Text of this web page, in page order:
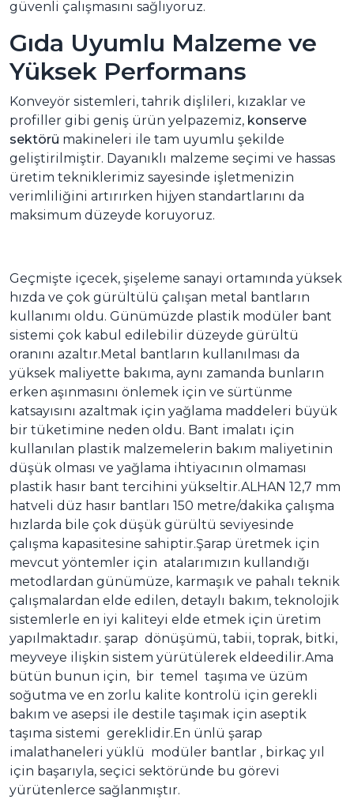
güvenli çalışmasını sağlıyoruz.
Gıda Uyumlu Malzeme ve
Yüksek Performans
Konveyör sistemleri, tahrik dişlileri, kızaklar ve
profiller gibi geniş ürün yelpazemiz, konserve
sektörü makineleri ile tam uyumlu şekilde
geliştirilmiştir. Dayanıklı malzeme seçimi ve hassas
üretim tekniklerimiz sayesinde işletmenizin
verimliliğini artırırken hijyen standartlarını da
maksimum düzeyde koruyoruz.
Geçmişte içecek, şişeleme sanayi ortamında yüksek
hızda ve çok gürültülü çalışan metal bantların
kullanımı oldu. Günümüzde plastik modüler bant
sistemi çok kabul edilebilir düzeyde gürültü
oranını azaltır.Metal bantların kullanılması da
yüksek maliyette bakıma, aynı zamanda bunların
erken aşınmasını önlemek için ve sürtünme
katsayısını azaltmak için yağlama maddeleri büyük
bir tüketimine neden oldu. Bant imalatı için
kullanılan plastik malzemelerin bakım maliyetinin
düşük olması ve yağlama ihtiyacının olmaması
plastik hasır bant tercihini yükseltir.ALHAN 12,7 mm
hatveli düz hasır bantları 150 metre/dakika çalışma
hızlarda bile çok düşük gürültü seviyesinde
çalışma kapasitesine sahiptir.Şarap üretmek için
mevcut yöntemler için atalarımızın kullandığı
metodlardan günümüze, karmaşık ve pahalı teknik
çalışmalardan elde edilen, detaylı bakım, teknolojik
sistemlerle en iyi kaliteyi elde etmek için üretim
yapılmaktadır. şarap dönüşümü, tabii, toprak, bitki,
meyveye ilişkin sistem yürütülerek eldeedilir.Ama
bütün bunun için, bir temel taşıma ve üzüm
soğutma ve en zorlu kalite kontrolü için gerekli
bakım ve asepsi ile destile taşımak için aseptik
taşıma sistemi gereklidir.En ünlü şarap
imalathaneleri yüklü modüler bantlar , birkaç yıl
için başarıyla, seçici sektöründe bu görevi
yürütenlerce sağlanmıştır.